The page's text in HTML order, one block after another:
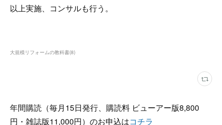
以上実施、コンサルも行う。
大規模リフォームの教科書(8)
年間購読（毎月15日発行、購読料 ビューアー版8,800
円・雑誌版11,000円）のお申込はコチラ